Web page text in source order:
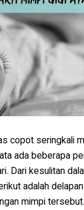
copot seringkali
ada beberapa
Dari kesulitan
adalah
mimpi tersebut.